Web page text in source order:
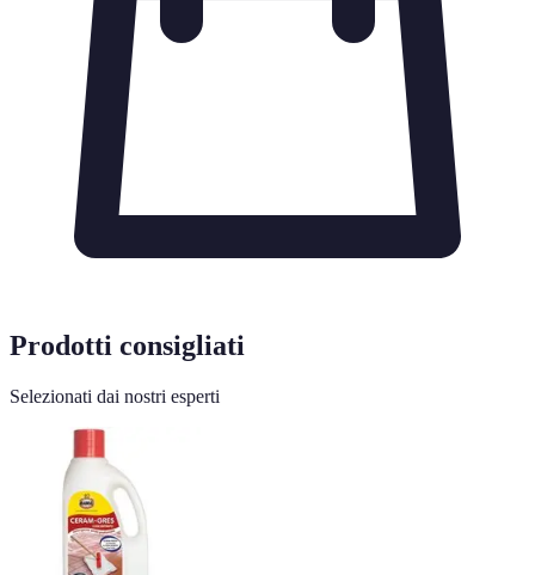
Prodotti consigliati
Selezionati dai nostri esperti